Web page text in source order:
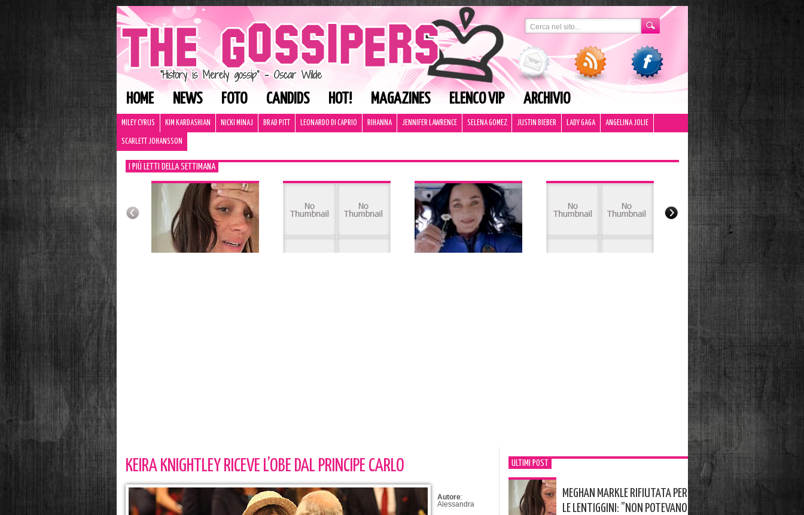
HOME NEWS FOTO CANDIDS HOT! MAGAZINES ELENCO VIP ARCHIVIO
MILEY CYRUS KIM KARDASHIAN NICKI MINAJ BRAD PITT LEONARDO DI CAPRIO RIHANNA JENNIFER LAWRENCE SELENA GOMEZ JUSTIN BIEBER LADY GAGA ANGELINA JOLIE
SCARLETT JOHANSSON
I PIÙ LETTI DELLA SETTIMANA
KEIRA KNIGHTLEY RICEVE L’OBE DAL PRINCIPE CARLO
Autore:
Alessandra
ULTIMI POST
MEGHAN MARKLE RIFIUTATA PER
LE LENTIGGINI: ”NON POTEVANO